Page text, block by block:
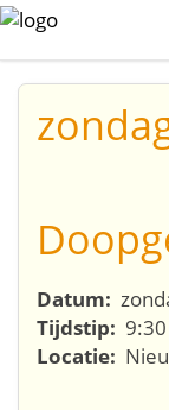
Datum:
Tijdstip:
Locatie: